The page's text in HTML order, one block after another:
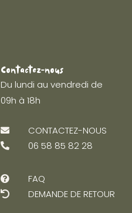
Contactez-nous
Du lundi au vendredi de
09h à 18h
 CONTACTEZ-NOUS
 06 58 85 82 28
 FAQ
 DEMANDE DE RETOUR